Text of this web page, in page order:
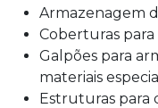
Armazenagem
Coberturas
Galpões para
materiais
Estruturas para